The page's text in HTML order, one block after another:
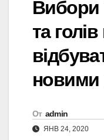
Вибори
та
новими
От admin
ЯНВ 24, 2020